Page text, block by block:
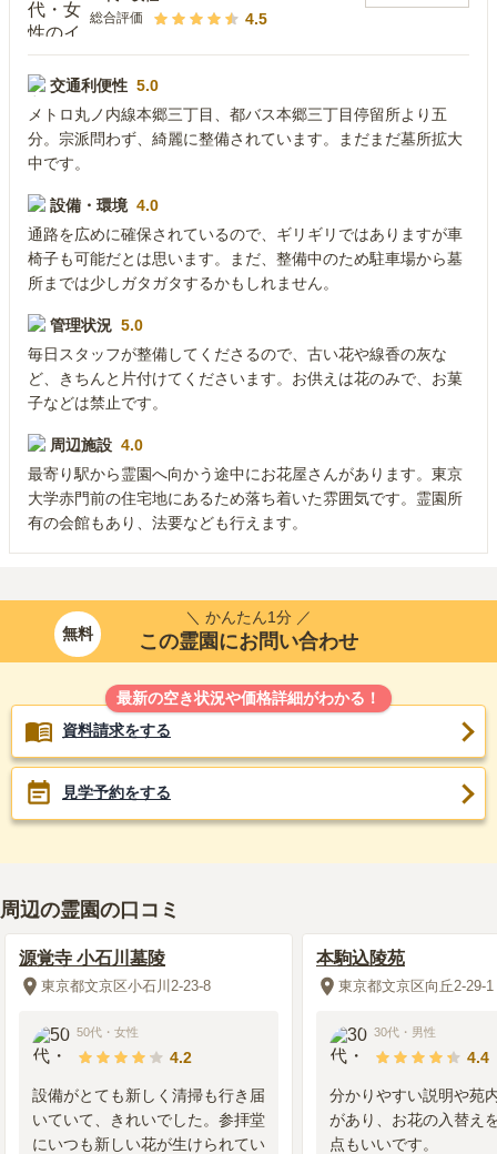
総合評価
4.5
交通利便性 5.0
メトロ丸ノ内線本郷三丁目、都バス本郷三丁目停留所より五
分。宗派問わず、綺麗に整備されています。まだまだ墓所拡大
中です。
設備・環境 4.0
通路を広めに確保されているので、ギリギリではありますが車
椅子も可能だとは思います。まだ、整備中のため駐車場から墓
所までは少しガタガタするかもしれません。
管理状況 5.0
毎日スタッフが整備してくださるので、古い花や線香の灰な
ど、きちんと片付けてくださいます。お供えは花のみで、お菓
子などは禁止です。
周辺施設 4.0
最寄り駅から霊園へ向かう途中にお花屋さんがあります。東京
大学赤門前の住宅地にあるため落ち着いた雰囲気です。霊園所
有の会館もあり、法要なども行えます。
無料
＼ かんたん1分 ／
この霊園にお問い合わせ
最新の空き状況や価格詳細がわかる！
資料請求をする
見学予約をする
周辺の霊園の口コミ
源覚寺 小石川墓陵
東京都文京区小石川2-23-8
50代 ・ 女性
4.2
設備がとても新しく清掃も行き届
いていて、きれいでした。参拝堂
にいつも新しい花が生けられてい
本駒込陵苑
東京都文京区向丘2-29-1
30代 ・ 男性
4.4
分かりやすい説明や苑
があり、お花の入替え
点もいいです。